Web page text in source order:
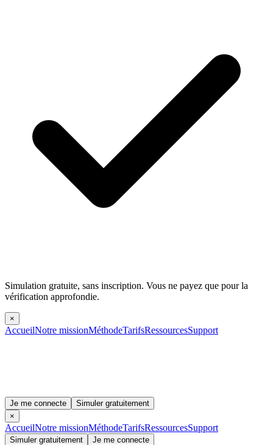
Simulation gratuite, sans inscription. Vous ne payez que pour la
vérification approfondie.
×
AccueilNotre missionMéthodeTarifsRessourcesSupport
Je me connecte
Simuler gratuitement
×
AccueilNotre missionMéthodeTarifsRessourcesSupport
Simuler gratuitement Je me connecte